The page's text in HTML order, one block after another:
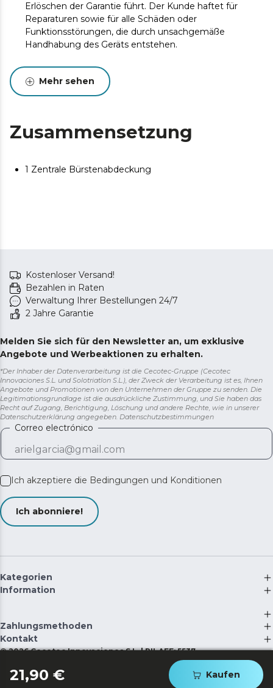
21,90 € Kaufen
Erlöschen der Garantie führt. Der Kunde haftet für
Reparaturen sowie für alle Schäden oder
Funktionsstörungen, die durch unsachgemäße
Handhabung des Geräts entstehen.
beste Leistung. Regelmäßige Wartung wird
empfohlen, um die Lebensdauer des Produkts zu
Mehr sehen
Zusammensetzung
1 Zentrale Bürstenabdeckung
Kostenloser Versand!
Bezahlen in Raten
Verwaltung Ihrer Bestellungen 24/7
2 Jahre Garantie
Melden Sie sich für den Newsletter an, um exklusive
Angebote und Werbeaktionen zu erhalten.
*Der Inhaber der Datenverarbeitung ist die Cecotec-Gruppe (Cecotec
Innovaciones S.L. und Solotriatlon S.L.), der Zweck der Verarbeitung ist es, Ihnen
Angebote und Promotionen von den Unternehmen der Gruppe zu senden. Die
Legitimationsgrundlage ist die ausdrückliche Zustimmung, und Sie haben das
Recht auf Zugang, Berichtigung, Löschung und andere Rechte, wie in unserer
Datenschutzerklärung angegeben. Datenschutzbestimmungen
Correo electrónico
Ich akzeptiere die Bedingungen und Konditionen
Ich abonniere!
Kategorien
Information
Zahlungsmethoden
Kontakt
©2026 Cecotec Innovaciones S.L. | RII-AEE: 5537